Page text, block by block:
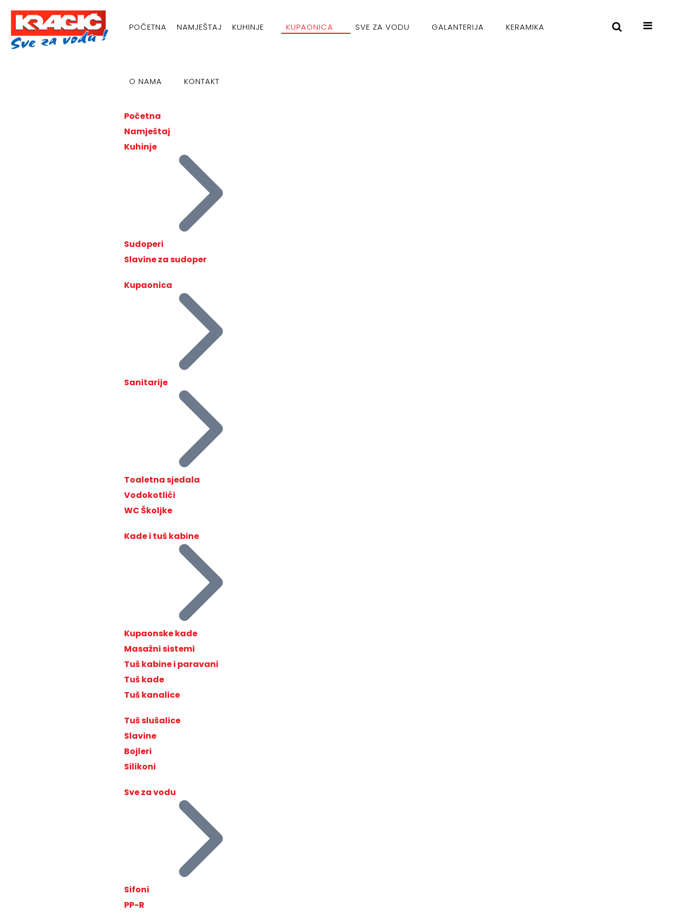
POČETNA NAMJEŠTAJ KUHINJE KUPAONICA SVE ZA VODU GALANTERIJA KERAMIKA
O NAMA KONTAKT
Početna
Namještaj
Kuhinje
Sudoperi
Slavine za sudoper
Kupaonica
Sanitarije
Toaletna sjedala
Vodokotlići
WC Školjke
Kade i tuš kabine
Kupaonske kade
Masažni sistemi
Tuš kabine i paravani
Tuš kade
Tuš kanalice
Tuš slušalice
Slavine
Bojleri
Silikoni
Sve za vodu
Sifoni
PP-R